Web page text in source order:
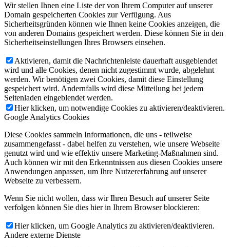
Wir stellen Ihnen eine Liste der von Ihrem Computer auf unserer
Domain gespeicherten Cookies zur Verfügung. Aus
Sicherheitsgründen können wie Ihnen keine Cookies anzeigen, die
von anderen Domains gespeichert werden. Diese können Sie in den
Sicherheitseinstellungen Ihres Browsers einsehen.
Aktivieren, damit die Nachrichtenleiste dauerhaft ausgeblendet
wird und alle Cookies, denen nicht zugestimmt wurde, abgelehnt
werden. Wir benötigen zwei Cookies, damit diese Einstellung
gespeichert wird. Andernfalls wird diese Mitteilung bei jedem
Seitenladen eingeblendet werden.
Hier klicken, um notwendige Cookies zu aktivieren/deaktivieren.
Google Analytics Cookies
Diese Cookies sammeln Informationen, die uns - teilweise
zusammengefasst - dabei helfen zu verstehen, wie unsere Webseite
genutzt wird und wie effektiv unsere Marketing-Maßnahmen sind.
Auch können wir mit den Erkenntnissen aus diesen Cookies unsere
Anwendungen anpassen, um Ihre Nutzererfahrung auf unserer
Webseite zu verbessern.
Wenn Sie nicht wollen, dass wir Ihren Besuch auf unserer Seite
verfolgen können Sie dies hier in Ihrem Browser blockieren:
Hier klicken, um Google Analytics zu aktivieren/deaktivieren.
Andere externe Dienste